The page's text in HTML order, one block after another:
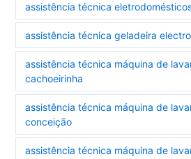
assistência técnica
assistência técnica geladeira
assistência técnica máquina de
cachoeirinha
assistência técnica máquina de
conceição
assistência técnica máquina de